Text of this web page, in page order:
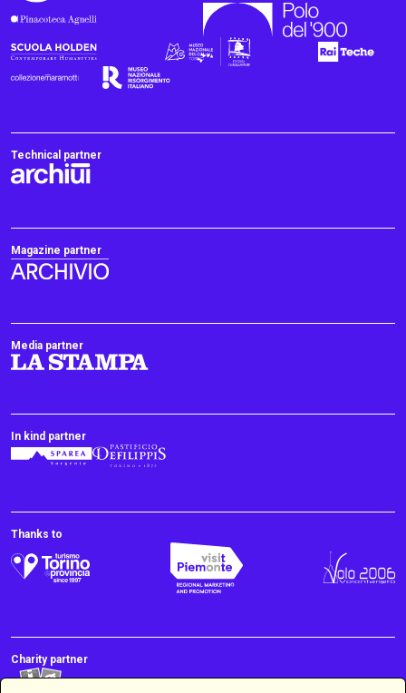
Technical partner
Magazine partner
Media partner
In kind partner
Thanks to
Charity partner